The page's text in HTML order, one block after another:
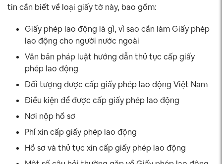
tin cần biết về loại giấy tờ này, bao gồm:
Giấy phép lao động là gì, vì sao cần làm Giấy phép
lao động cho người nước ngoài
Văn bản pháp luật hướng dẫn thủ tục cấp giấy
phép lao động
Đối tượng được cấp giấy phép lao động Việt Nam
Điều kiện để được cấp giấy phép lao động
Nơi nộp hồ sơ
Phí xin cấp giấy phép lao động
Hồ sơ và thủ tục xin cấp giấy phép lao động